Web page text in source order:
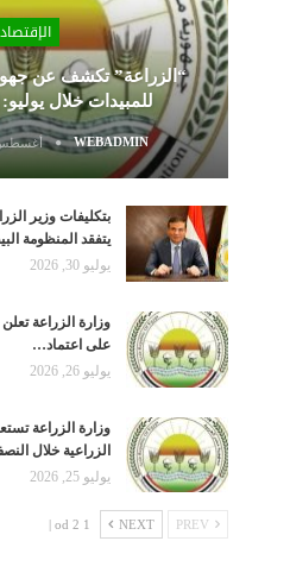
الإقتصاد
“الزراعة” تكشف عن
للمبيدات خلال يوليو:
WEBADMIN أغسطس 4,
بتكليفات وزير
يتفقد المنظومة
يوليو 30, 2026
وزارة الزراعة
على اعتماد…
يوليو 26, 2026
وزارة الزراعة
الزراعية خلال
يوليو 25, 2026
NEXT
1 od 2 |